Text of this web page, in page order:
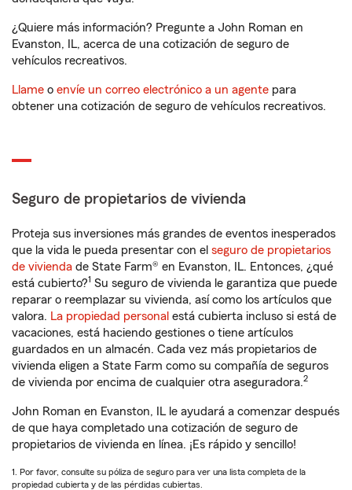
¿Quiere más información? Pregunte a John Roman en
Evanston, IL, acerca de una cotización de seguro de
vehículos recreativos.
Llame o envíe un correo electrónico a un agente para
obtener una cotización de seguro de vehículos recreativos.
Seguro de propietarios de vivienda
Proteja sus inversiones más grandes de eventos inesperados
que la vida le pueda presentar con el seguro de propietarios
de vivienda de State Farm® en Evanston, IL. Entonces, ¿qué
está cubierto?1 Su seguro de vivienda le garantiza que puede
reparar o reemplazar su vivienda, así como los artículos que
valora. La propiedad personal está cubierta incluso si está de
vacaciones, está haciendo gestiones o tiene artículos
guardados en un almacén. Cada vez más propietarios de
vivienda eligen a State Farm como su compañía de seguros
de vivienda por encima de cualquier otra aseguradora.2
John Roman en Evanston, IL le ayudará a comenzar después
de que haya completado una cotización de seguro de
propietarios de vivienda en línea. ¡Es rápido y sencillo!
1. Por favor, consulte su póliza de seguro para ver una lista completa de la
propiedad cubierta y de las pérdidas cubiertas.